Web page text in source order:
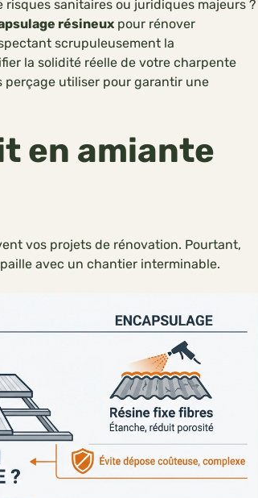
sanitaires ou juridiques majeurs ?
résineux pour rénover
scrupuleusement la
la solidité réelle de votre charpente
perçage utiliser pour garantir une
en amiante
vos projets de rénovation. Pourtant,
avec un chantier interminable.